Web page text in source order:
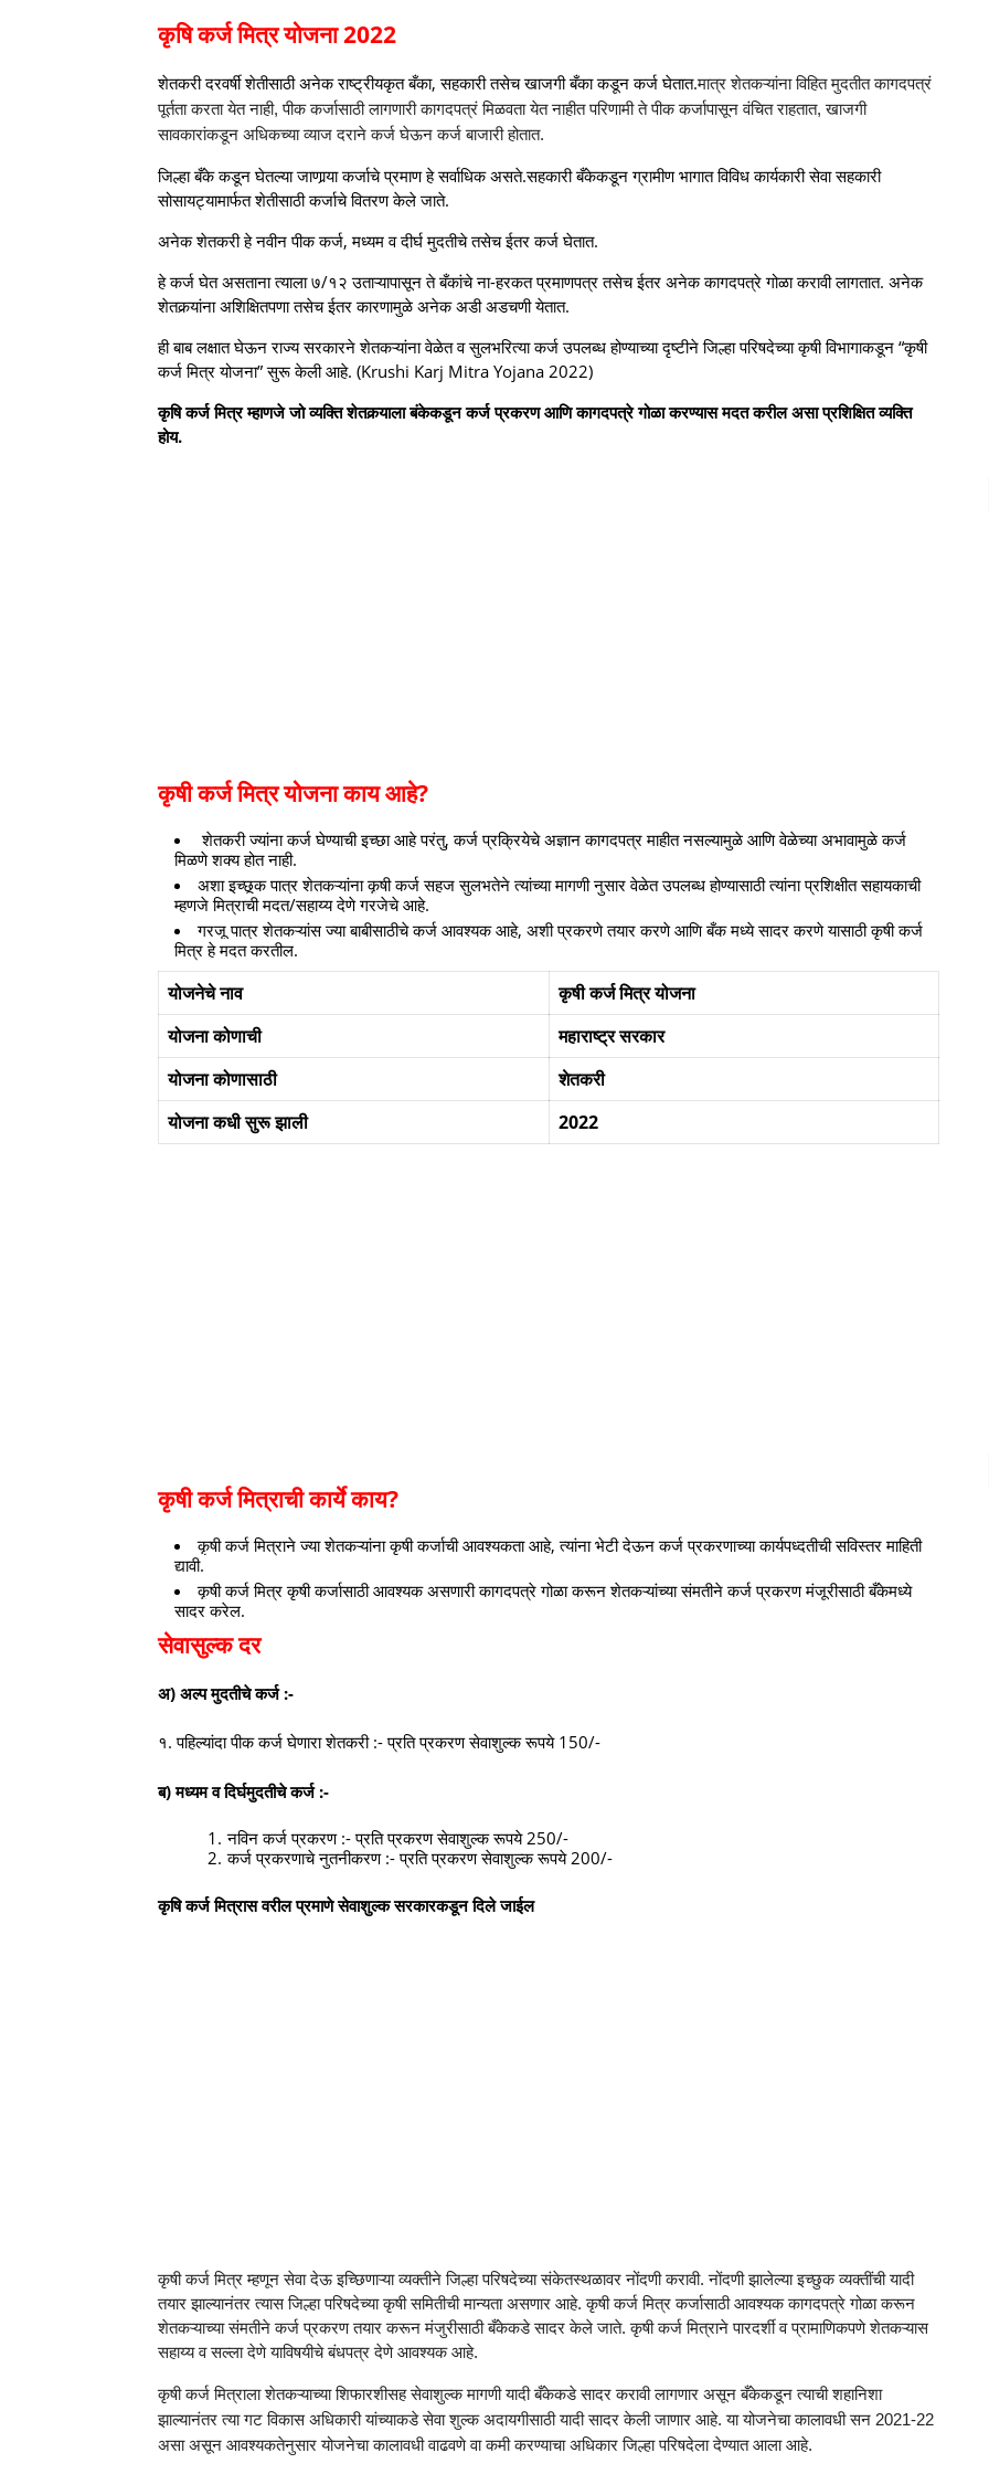
कृषि कर्ज मित्र योजना 2022
शेतकरी दरवर्षी शेतीसाठी अनेक राष्ट्रीयकृत बँका, सहकारी तसेच खाजगी बँका कडून कर्ज घेतात.मात्र शेतकऱ्यांना विहित मुदतीत कागदपत्रं
पूर्तता करता येत नाही, पीक कर्जासाठी लागणारी कागदपत्रं मिळवता येत नाहीत परिणामी ते पीक कर्जापासून वंचित राहतात, खाजगी
सावकारांकडून अधिकच्या व्याज दराने कर्ज घेऊन कर्ज बाजारी होतात.
जिल्हा बँके कडून घेतल्या जाणार्‍या कर्जाचे प्रमाण हे सर्वाधिक असते.सहकारी बँकेकडून ग्रामीण भागात विविध कार्यकारी सेवा सहकारी
सोसायट्यामार्फत शेतीसाठी कर्जाचे वितरण केले जाते.
अनेक शेतकरी हे नवीन पीक कर्ज, मध्यम व दीर्घ मुदतीचे तसेच ईतर कर्ज घेतात.
हे कर्ज घेत असताना त्याला ७/१२ उताऱ्यापासून ते बँकांचे ना-हरकत प्रमाणपत्र तसेच ईतर अनेक कागदपत्रे गोळा करावी लागतात. अनेक
शेतकर्‍यांना अशिक्षितपणा तसेच ईतर कारणामुळे अनेक अडी अडचणी येतात.
ही बाब लक्षात घेऊन राज्य सरकारने शेतकऱ्यांना वेळेत व सुलभरित्या कर्ज उपलब्ध होण्याच्या दृष्टीने जिल्हा परिषदेच्या कृषीविभागाकडून “कृषी
कर्ज मित्र योजना” सुरू केली आहे. (Krushi Karj Mitra Yojana 2022)
कृषि कर्ज मित्र म्हाणजे जो व्यक्ति शेतकर्‍याला बंकेकडून कर्ज प्रकरण आणि कागदपत्रे गोळा करण्यास मदत करील असा प्रशिक्षित व्यक्ति
होय.
कृषी कर्ज मित्र योजना काय आहे?
शेतकरी ज्यांना कर्ज घेण्याची इच्छा आहे परंतु, कर्ज प्रक्रियेचे अज्ञान कागदपत्र माहीत नसल्यामुळे आणि वेळेच्या अभावामुळे कर्ज
मिळणे शक्य होत नाही.
अशा इच्छूक पात्र शेतकऱ्यांना कृषी कर्ज सहज सुलभतेने त्यांच्या मागणी नुसार वेळेत उपलब्ध होण्यासाठी त्यांना प्रशिक्षीत सहायकाची
म्हणजे मित्राची मदत/सहाय्य देणे गरजेचे आहे.
गरजू पात्र शेतकऱ्यांस ज्या बाबीसाठीचे कर्ज आवश्यक आहे, अशी प्रकरणे तयार करणे आणि बँक मध्ये सादर करणे यासाठी कृषी कर्ज
मित्र हे मदत करतील.
योजनेचे नाव
कृषी कर्ज मित्र योजना
योजना कोणाची
महाराष्ट्र सरकार
योजना कोणासाठी
शेतकरी
योजना कधी सुरू झाली
2022
कृषी कर्ज मित्राची कार्ये काय?
कृषी कर्ज मित्राने ज्या शेतकऱ्यांना कृषी कर्जाची आवश्यकता आहे, त्यांना भेटी देऊन कर्ज प्रकरणाच्या कार्यपध्दतीची सविस्तर माहिती
द्यावी.
कृषी कर्ज मित्र कृषी कर्जासाठी आवश्यक असणारी कागदपत्रे गोळा करून शेतकऱ्यांच्या संमतीने कर्ज प्रकरण मंजूरीसाठी बँकेमध्ये
सादर करेल.
सेवासुल्क दर
अ) अल्प मुदतीचे कर्ज :-
१. पहिल्यांदा पीक कर्ज घेणारा शेतकरी :- प्रति प्रकरण सेवाशुल्क रूपये 150/-
ब) मध्यम व दिर्घमुदतीचे कर्ज :-
नविन कर्ज प्रकरण :- प्रति प्रकरण सेवाशुल्क रूपये 250/-
कर्ज प्रकरणाचे नुतनीकरण :- प्रति प्रकरण सेवाशुल्क रूपये 200/-
कृषि कर्ज मित्रास वरील प्रमाणे सेवाशुल्क सरकारकडून दिले जाईल
कृषी कर्ज मित्र म्हणून सेवा देऊ इच्छिणाऱ्या व्यक्तीने जिल्हा परिषदेच्या संकेतस्थळावर नोंदणी करावी. नोंदणी झालेल्या इच्छुक व्यक्तींची यादी
तयार झाल्यानंतर त्यास जिल्हा परिषदेच्या कृषी समितीची मान्यता असणार आहे. कृषी कर्ज मित्र कर्जासाठी आवश्यक कागदपत्रे गोळा करून
शेतकऱ्याच्या संमतीने कर्ज प्रकरण तयार करून मंजुरीसाठी बँकेकडे सादर केले जाते. कृषी कर्ज मित्राने पारदर्शी व प्रामाणिकपणे शेतकऱ्यास
सहाय्य व सल्ला देणे याविषयीचे बंधपत्र देणे आवश्यक आहे.
कृषी कर्ज मित्राला शेतकऱ्याच्या शिफारशीसह सेवाशुल्क मागणी यादी बँकेकडे सादर करावी लागणार असून बँकेकडून त्याची शहानिशा
झाल्यानंतर त्या गट विकास अधिकारी यांच्याकडे सेवा शुल्क अदायगीसाठी यादी सादर केली जाणार आहे. या योजनेचा कालावधी सन 2021-22
असा असून आवश्यकतेनुसार योजनेचा कालावधी वाढवणे वा कमी करण्याचा अधिकार जिल्हा परिषदेला देण्यात आला आहे.